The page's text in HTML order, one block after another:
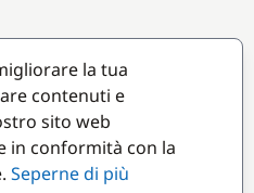
la tua
contenuti e
sito web
in conformità con la
Seperne di più